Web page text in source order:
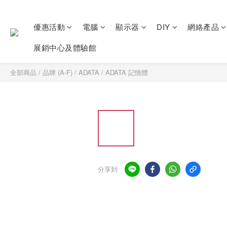
優惠活動 電腦 顯示器 DIY
網絡產品
展銷中心及體驗館
全部商品 / 品牌 (A-F) / ADATA / ADATA 記憶體
分享到